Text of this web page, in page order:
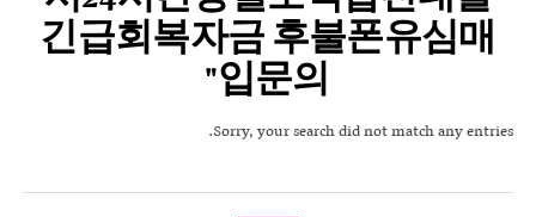
긴급회복자금 후불폰유심매
입문의"
Sorry, your search did not match any entries.